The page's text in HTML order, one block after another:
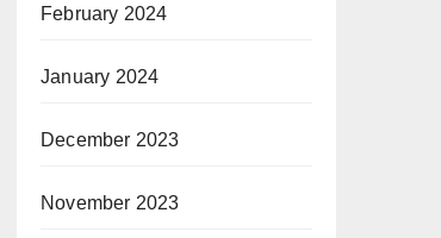
February 2024
January 2024
December 2023
November 2023